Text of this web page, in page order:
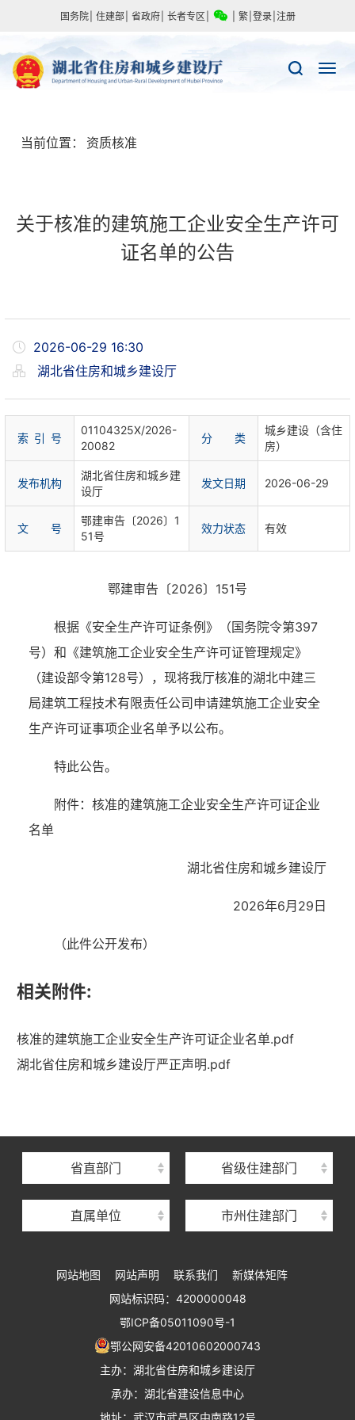
国务院 住建部 省政府 长者专区 繁 登录 注册
当前位置： 资质核准
关于核准的建筑施工企业安全生产许可
证名单的公告
2026-06-29 16:30
湖北省住房和城乡建设厅
索 引 号
01104325X/2026-
20082
分 类
城乡建设（含住
房）
发布机构
湖北省住房和城乡建
设厅
发文日期 2026-06-29
文 号
鄂建审告〔2026〕1
51号
效力状态 有效
鄂建审告〔2026〕151号
根据《安全生产许可证条例》（国务院令第397
号）和《建筑施工企业安全生产许可证管理规定》
（建设部令第128号），现将我厅核准的湖北中建三
局建筑工程技术有限责任公司申请建筑施工企业安全
生产许可证事项企业名单予以公布。
特此公告。
附件：核准的建筑施工企业安全生产许可证企业
名单
湖北省住房和城乡建设厅
2026年6月29日
（此件公开发布）
相关附件:
核准的建筑施工企业安全生产许可证企业名单.pdf
湖北省住房和城乡建设厅严正声明.pdf
省直部门 省级住建部门
直属单位
湖北省住建厅机关后勤服务中心
湖北省住房保障中心
湖北省建设工程质量安全监督总站
湖北省建设工程标准定额管理总站
湖北省住建厅执业资格注册中心
湖北省城乡建设发展中心
湖北城市建设职业技术学院
市州住建部门
网站地图 网站声明 联系我们
新媒体矩阵
网站标识码：4200000048
鄂ICP备05011090号-1
鄂公网安备42010602000743
主办：湖北省住房和城乡建设厅
承办：湖北省建设信息中心
地址：武汉市武昌区中南路12号